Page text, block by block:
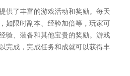
供了丰富的游戏活动和奖励。每天
如限时副本、经验加倍等，玩家可
验、装备和其他宝贵的奖励。游戏
完成，完成任务和成就可以获得丰